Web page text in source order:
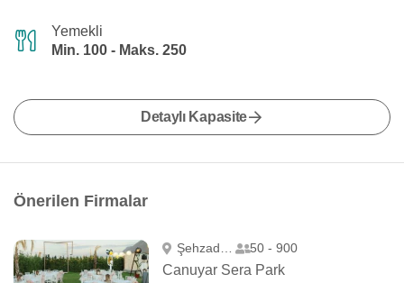
Yemekli
Min. 100 - Maks. 250
Detaylı Kapasite
Önerilen Firmalar
50 - 900
Canuyar Sera Park